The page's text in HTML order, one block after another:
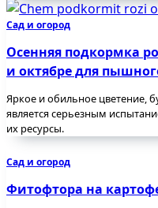
Сад и огород
Осенняя подкормка
и октябре для
Яркое и обильное цветение,
является серьезным
их ресурсы.
Сад и огород
Фитофтора на